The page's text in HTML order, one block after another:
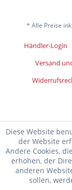
* Alle Preise
Händler-Login
Versand
Diese Website
der Website
Andere Cookies,
erhöhen, der
anderen
sollen,